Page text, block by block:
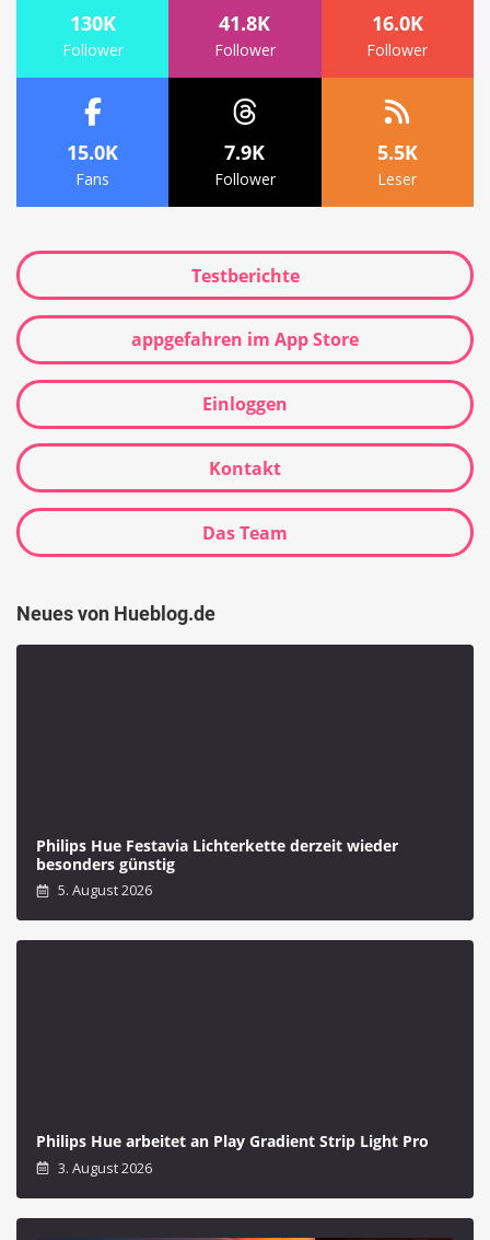
130K
Follower
41.8K
Follower
16.0K
Follower
15.0K
Fans
7.9K
Follower
5.5K
Leser
Testberichte
appgefahren im App Store
Einloggen
Kontakt
Das Team
Neues von Hueblog.de
Philips Hue Festavia Lichterkette derzeit wieder